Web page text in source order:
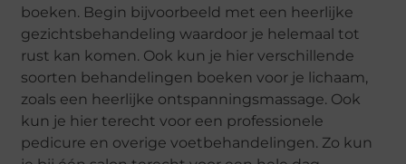
boeken. Begin bijvoorbeeld met een heerlijke
gezichtsbehandeling waardoor je helemaal tot
rust kan komen. Ook kun je hier verschillende
soorten behandelingen boeken voor je lichaam,
zoals een heerlijke ontspanningsmassage. Ook
kun je hier terecht voor een professionele
pedicure en overige voetbehandelingen. Zo kun